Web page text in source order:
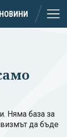
Няма база за
да бъде